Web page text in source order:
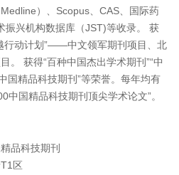
）、Scopus、CAS、国际药
振兴机构数据库（JST)等收录。 获
行动计划”——中文领军期刊项目、北
。 获得“百种中国杰出学术期刊”“中
国精品科技期刊”等荣誉。每年均有
中国精品科技期刊顶尖学术论文”。
品科技期刊
区